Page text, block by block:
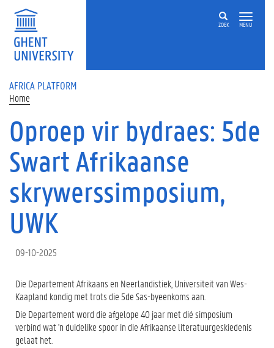
Skip to main content
ZOEK MENU
AFRICA PLATFORM
Home
Oproep vir bydraes: 5de
Swart Afrikaanse
skrywerssimposium,
UWK
09-10-2025
Die Departement Afrikaans en Neerlandistiek, Universiteit van Wes-
Kaapland kondig met trots die 5de Sas-byeenkoms aan.
Die Departement word die afgelope 40 jaar met dié simposium
verbind wat 'n duidelike spoor in die Afrikaanse literatuurgeskiedenis
gelaat het.